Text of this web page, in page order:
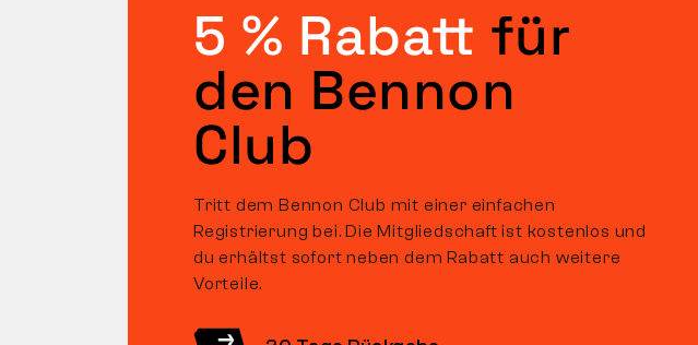
5 % Rabatt für
den Bennon
Club
Tritt dem Bennon Club mit einer einfachen
Registrierung bei. Die Mitgliedschaft ist kostenlos und
du erhältst sofort neben dem Rabatt auch weitere
Vorteile.